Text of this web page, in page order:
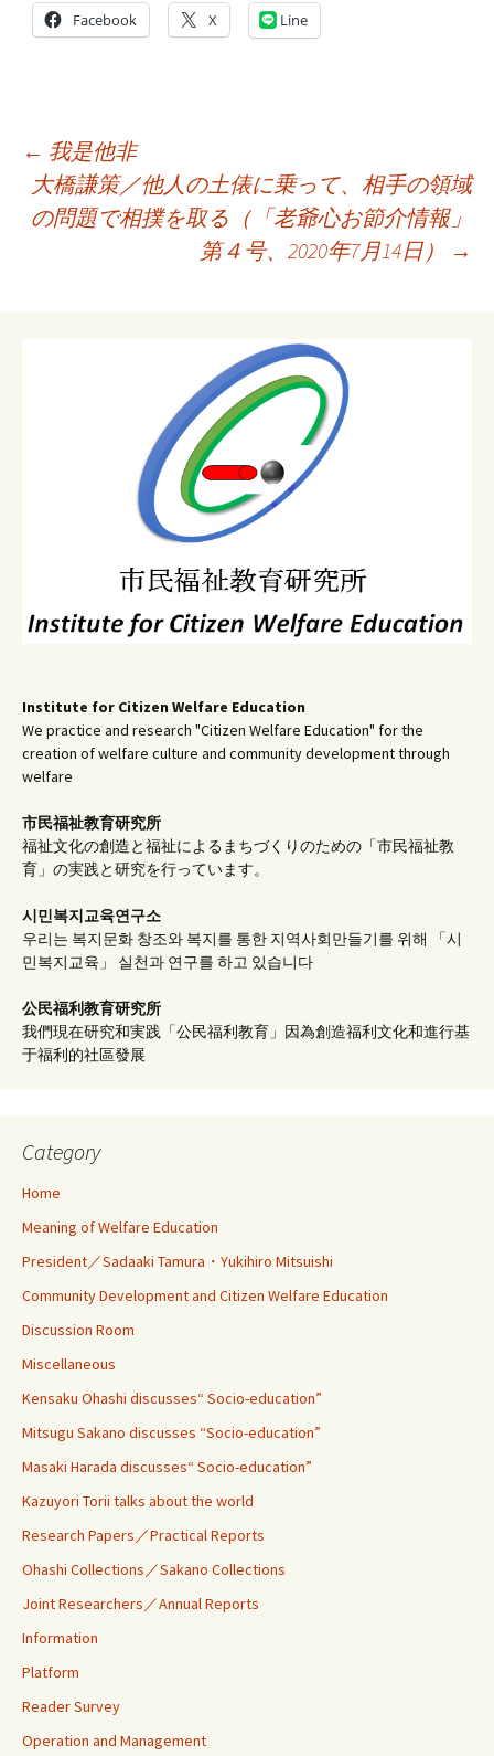
Facebook X Line
← 我是他非
大橋謙策／他人の土俵に乗って、相手の領域
の問題で相撲を取る（「老爺心お節介情報」
第４号、2020年7月14日）
→
Institute for Citizen Welfare Education
We practice and research "Citizen Welfare Education" for the
creation of welfare culture and community development through
welfare
市民福祉教育研究所
福祉文化の創造と福祉によるまちづくりのための「市民福祉教
育」の実践と研究を行っています。
시민복지교육연구소
우리는 복지문화 창조와 복지를 통한 지역사회만들기를 위해 「시
민복지교육」 실천과 연구를 하고 있습니다
公民福利教育研究所
我們現在研究和実践「公民福利教育」因為創造福利文化和進行基
于福利的社區發展
Category
Home
Meaning of Welfare Education
President／Sadaaki Tamura・Yukihiro Mitsuishi
Community Development and Citizen Welfare Education
Discussion Room
Miscellaneous
Kensaku Ohashi discusses“ Socio-education”
Mitsugu Sakano discusses “Socio-education”
Masaki Harada discusses“ Socio-education”
Kazuyori Torii talks about the world
Research Papers／Practical Reports
Ohashi Collections／Sakano Collections
Joint Researchers／Annual Reports
Information
Platform
Reader Survey
Operation and Management